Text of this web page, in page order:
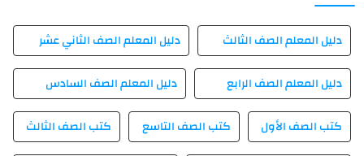
دليل المعلم الصف الثالث دليل المعلم الصف الثاني عشر
دليل المعلم الصف الرابع دليل المعلم الصف السادس
كتب الصف الأول كتب الصف التاسع كتب الصف الثالث